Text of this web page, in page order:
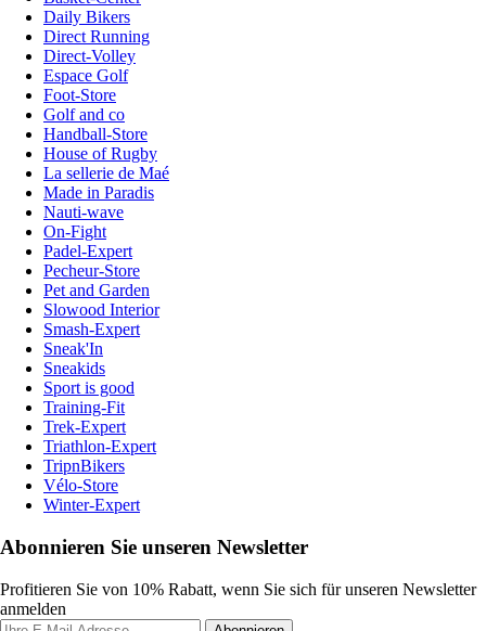
Daily Bikers
Direct Running
Direct-Volley
Espace Golf
Foot-Store
Golf and co
Handball-Store
House of Rugby
La sellerie de Maé
Made in Paradis
Nauti-wave
On-Fight
Padel-Expert
Pecheur-Store
Pet and Garden
Slowood Interior
Smash-Expert
Sneak'In
Sneakids
Sport is good
Training-Fit
Trek-Expert
Triathlon-Expert
TripnBikers
Vélo-Store
Winter-Expert
Abonnieren Sie unseren Newsletter
Profitieren Sie von 10% Rabatt, wenn Sie sich für unseren Newsletter
anmelden